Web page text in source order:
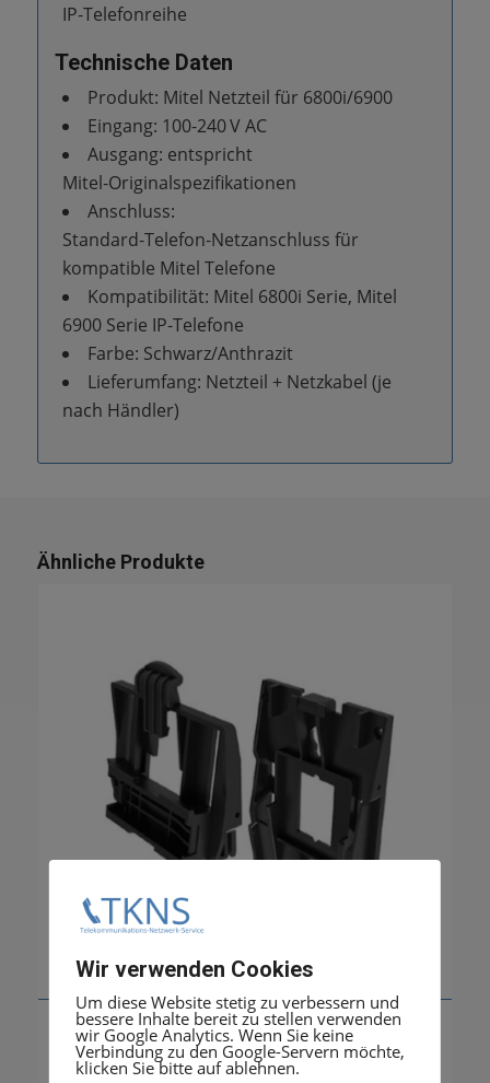
IP‑Telefonreihe
Technische Daten
Produkt: Mitel Netzteil für 6800i/6900
Eingang: 100‑240 V AC
Ausgang: entspricht
Mitel‑Originalspezifikationen
Anschluss:
Standard‑Telefon‑Netzanschluss für
kompatible Mitel Telefone
Kompatibilität: Mitel 6800i Serie, Mitel
6900 Serie IP‑Telefone
Farbe: Schwarz/Anthrazit
Lieferumfang: Netzteil + Netzkabel (je
nach Händler)
Ähnliche Produkte
Mitel Wandhalterung für 68xxi Serie
21,50€
Wir verwenden Cookies
Um diese Website stetig zu verbessern und
bessere Inhalte bereit zu stellen verwenden
wir Google Analytics. Wenn Sie keine
Verbindung zu den Google-Servern möchte,
klicken Sie bitte auf ablehnen.